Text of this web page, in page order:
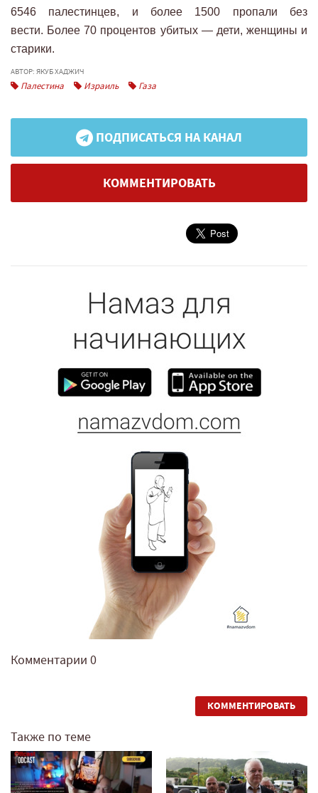
6546 палестинцев, и более 1500 пропали без
вести. Более 70 процентов убитых — дети, женщины и
старики.
АВТОР: ЯКУБ ХАДЖИЧ
Палестина Израиль Газа
ПОДПИСАТЬСЯ НА КАНАЛ
КОММЕНТИРОВАТЬ
Комментарии 0
КОММЕНТИРОВАТЬ
Также по теме